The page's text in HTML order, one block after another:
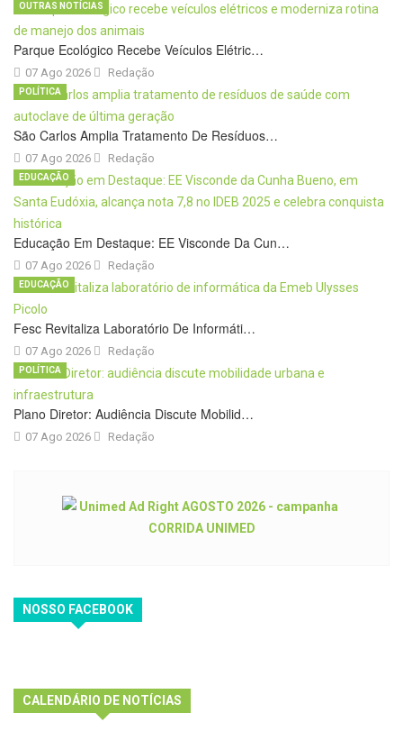
Parque Ecológico Recebe Veículos Elétric…
07 Ago 2026
OUTRAS NOTÍCIAS
Redação
São Carlos Amplia Tratamento De Resíduos…
07 Ago 2026
POLÍTICA
Redação
Educação Em Destaque: EE Visconde Da Cun…
07 Ago 2026
EDUCAÇÃO
Redação
Fesc Revitaliza Laboratório De Informáti…
07 Ago 2026
EDUCAÇÃO
Redação
Plano Diretor: Audiência Discute Mobilid…
07 Ago 2026
POLÍTICA
Redação
NOSSO FACEBOOK
CALENDÁRIO DE NOTÍCIAS